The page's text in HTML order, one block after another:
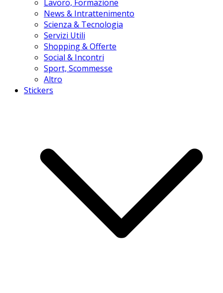
Lavoro, Formazione
News & Intrattenimento
Scienza & Tecnologia
Servizi Utili
Shopping & Offerte
Social & Incontri
Sport, Scommesse
Altro
Stickers